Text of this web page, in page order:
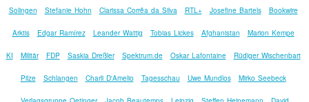
Solingen Stefanie Hohn Clarissa Corrêa da Silva RTL+ Josefine Bartels Bookwire
Arktis Edgar Ramírez Leander Wattig Tobias Lickes Afghanistan Marion Kempe
KI Militär FDP Saskia Dreßler Spektrum.de Oskar Lafontaine Rüdiger Wischenbart
Pilze Schlangen Charli D'Amelio Tagesschau Uwe Mundlos Mirko Seebeck